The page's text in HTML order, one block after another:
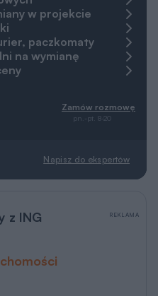
w projekcie
paczkomaty
na wymianę
Zamów rozmowę
pn.-pt. 8-20
Napisz do ekspertów
z ING REKLAMA